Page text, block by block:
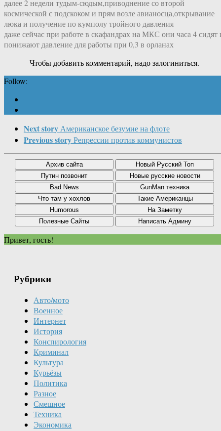
далее 2 недели тудым-сюдым,приводнение со второй
космической с подскоком и прям возле авианосца,открывание
люка и получение по кумполу тройного давления
даже сейчас при работе в скафандрах на МКС они часа 4 сидят
понижают давление для работы при 0,3 в орланах
Чтобы добавить комментарий, надо залогиниться.
Follow:
Next storyАмериканское безумие на флоте
Previous storyРепрессии против коммунистов
Привет, гость!
Рубрики
Авто/мото
Военное
Интернет
История
Конспирология
Криминал
Культура
Курьёзы
Политика
Разное
Смешное
Техника
Экономика